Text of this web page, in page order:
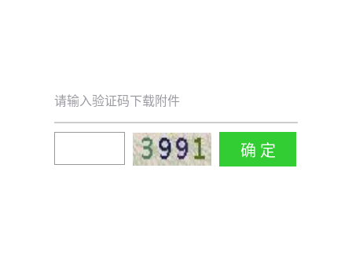
请输入验证码下载附件